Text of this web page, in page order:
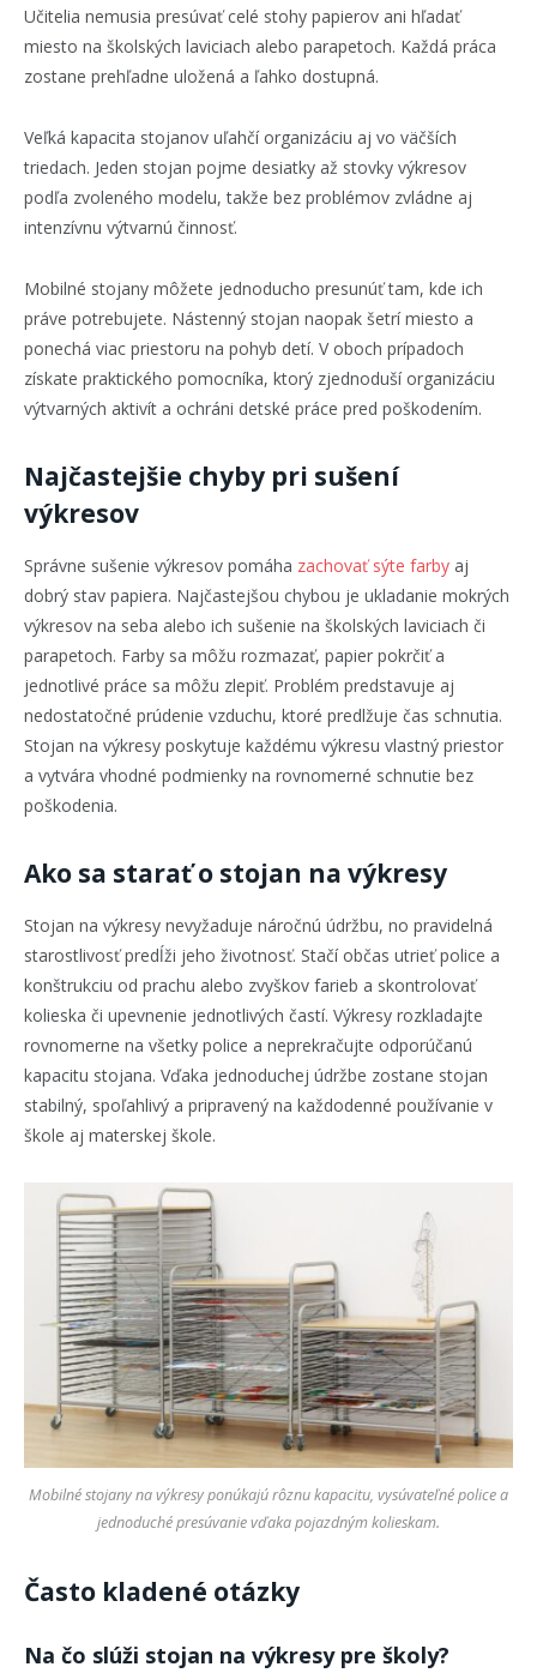
Učitelia nemusia presúvať celé stohy papierov ani hľadať
miesto na školských laviciach alebo parapetoch. Každá práca
zostane prehľadne uložená a ľahko dostupná.
Veľká kapacita stojanov uľahčí organizáciu aj vo väčších
triedach. Jeden stojan pojme desiatky až stovky výkresov
podľa zvoleného modelu, takže bez problémov zvládne aj
intenzívnu výtvarnú činnosť.
Mobilné stojany môžete jednoducho presunúť tam, kde ich
práve potrebujete. Nástenný stojan naopak šetrí miesto a
ponechá viac priestoru na pohyb detí. V oboch prípadoch
získate praktického pomocníka, ktorý zjednoduší organizáciu
výtvarných aktivít a ochráni detské práce pred poškodením.
Najčastejšie chyby pri sušení
výkresov
Správne sušenie výkresov pomáha zachovať sýte farby aj
dobrý stav papiera. Najčastejšou chybou je ukladanie mokrých
výkresov na seba alebo ich sušenie na školských laviciach či
parapetoch. Farby sa môžu rozmazať, papier pokrčiť a
jednotlivé práce sa môžu zlepiť. Problém predstavuje aj
nedostatočné prúdenie vzduchu, ktoré predlžuje čas schnutia.
Stojan na výkresy poskytuje každému výkresu vlastný priestor
a vytvára vhodné podmienky na rovnomerné schnutie bez
poškodenia.
Ako sa starať o stojan na výkresy
Stojan na výkresy nevyžaduje náročnú údržbu, no pravidelná
starostlivosť predĺži jeho životnosť. Stačí občas utrieť police a
konštrukciu od prachu alebo zvyškov farieb a skontrolovať
kolieska či upevnenie jednotlivých častí. Výkresy rozkladajte
rovnomerne na všetky police a neprekračujte odporúčanú
kapacitu stojana. Vďaka jednoduchej údržbe zostane stojan
stabilný, spoľahlivý a pripravený na každodenné používanie v
škole aj materskej škole.
Mobilné stojany na výkresy ponúkajú rôznu kapacitu, vysúvateľné police a
jednoduché presúvanie vďaka pojazdným kolieskam.
Často kladené otázky
Na čo slúži stojan na výkresy pre školy?